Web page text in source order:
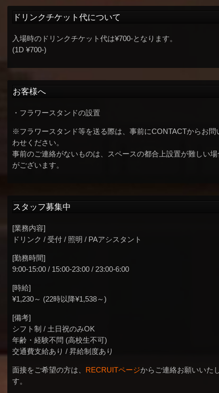
ドリンクチケット代について
入場時のドリンクチケット代は¥700-となります。
(1D ¥700-)
お客様へ
・フラワースタンドの設置
※フラワースタンド等を送る際は、事前にCONTACTからお問
わせください。
事前のご連絡がないものは、スペースの都合上設置が難しい場
がございます。
スタッフ募集中
[業務内容]
ドリンク / 受付 / 照明 / PAアシスタント
[勤務時間]
9:00-15:00 / 15:00-23:00 / 23:00-6:00
[時給]
¥1,230～ (22時以降¥1,538～)
[備考]
シフト制 / 土日祝のみOK
年齢・経験不問 (高校生不可)
交通費支給あり / 昇給制度あり
面接をご希望の方は、 RECRUITページからご連絡お願いいた
す。